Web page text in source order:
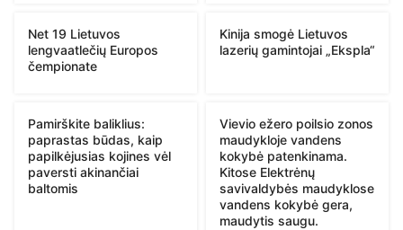
Net 19 Lietuvos
lengvaatlečių Europos
čempionate
Kinija smogė Lietuvos
lazerių gamintojai „Ekspla“
Pamirškite baliklius:
paprastas būdas, kaip
papilkėjusias kojines vėl
paversti akinančiai
baltomis
Vievio ežero poilsio zonos
maudykloje vandens
kokybė patenkinama.
Kitose Elektrėnų
savivaldybės maudyklose
vandens kokybė gera,
maudytis saugu.